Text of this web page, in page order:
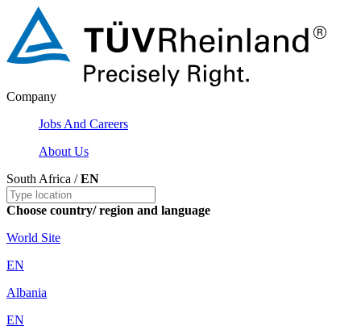
Company
Jobs And Careers
About Us
South Africa /EN
Choose country/ region and language
World Site
EN
Albania
EN